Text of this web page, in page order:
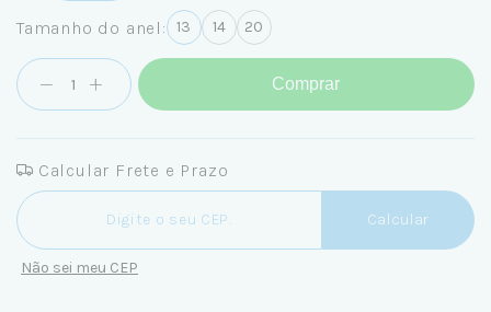
Tamanho do anel: 13 14 20
Comprar
Calcular Frete e Prazo
Entregas para o CEP:
Calcular
Não sei meu CEP